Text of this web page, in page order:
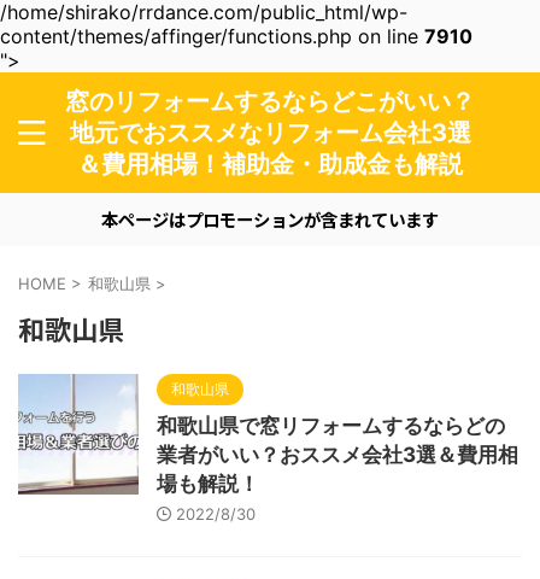
/home/shirako/rrdance.com/public_html/wp-
content/themes/affinger/functions.php on line 7910
">
窓のリフォームするならどこがいい？
地元でおススメなリフォーム会社3選
＆費用相場！補助金・助成金も解説
本ページはプロモーションが含まれています
HOME > 和歌山県 >
和歌山県
和歌山県
和歌山県で窓リフォームするならどの
業者がいい？おススメ会社3選＆費用相
場も解説！
2022/8/30